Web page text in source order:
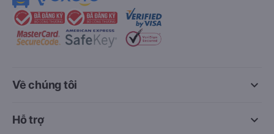
keyboard_arrow_down
Về chúng tôi
keyboard_arrow_down
Hỗ trợ